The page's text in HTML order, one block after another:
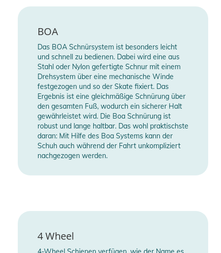
BOA
Das BOA Schnürsystem ist besonders leicht
und schnell zu bedienen. Dabei wird eine aus
Stahl oder Nylon gefertigte Schnur mit einem
Drehsystem über eine mechanische Winde
festgezogen und so der Skate fixiert. Das
Ergebnis ist eine gleichmäßige Schnürung über
den gesamten Fuß, wodurch ein sicherer Halt
gewährleistet wird. Die Boa Schnürung ist
robust und lange haltbar. Das wohl praktischste
daran: Mit Hilfe des Boa Systems kann der
Schuh auch während der Fahrt unkompliziert
nachgezogen werden.
4 Wheel